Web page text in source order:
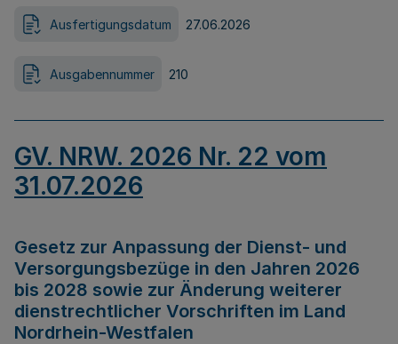
Ausfertigungsdatum 27.06.2026
Ausgabennummer 210
GV. NRW. 2026 Nr. 22 vom
31.07.2026
Gesetz zur Anpassung der Dienst- und
Versorgungsbezüge in den Jahren 2026
bis 2028 sowie zur Änderung weiterer
dienstrechtlicher Vorschriften im Land
Nordrhein-Westfalen